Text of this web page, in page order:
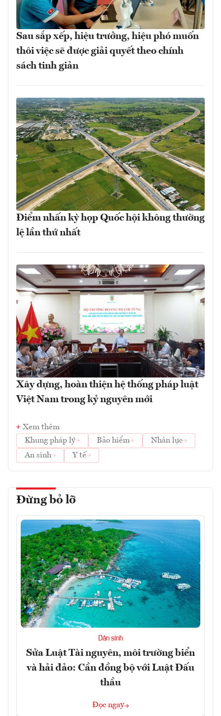
Sau sắp xếp, hiệu trưởng, hiệu phó muốn
thôi việc sẽ được giải quyết theo chính
sách tinh giản
Điểm nhấn kỳ họp Quốc hội không thường
lệ lần thứ nhất
Xây dựng, hoàn thiện hệ thống pháp luật
Việt Nam trong kỷ nguyên mới
Xem thêm
Khung pháp lý
Bảo hiểm
Nhân lực
An sinh
Y tế
Đừng bỏ lỡ
Dân sinh
Sửa Luật Tài nguyên, môi trường biển
và hải đảo: Cần đồng bộ với Luật Đấu
thầu
Đọc ngay